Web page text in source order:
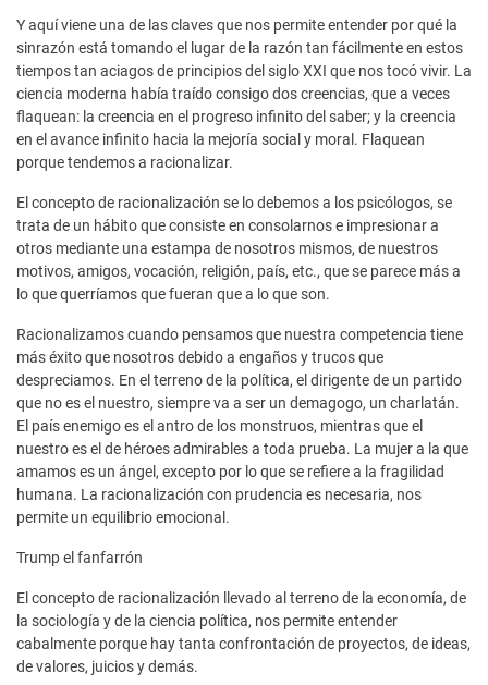
Y aquí viene una de las claves que nos permite entender por qué la
sinrazón está tomando el lugar de la razón tan fácilmente en estos
tiempos tan aciagos de principios del siglo XXI que nos tocó vivir. La
ciencia moderna había traído consigo dos creencias, que a veces
flaquean: la creencia en el progreso infinito del saber; y la creencia
en el avance infinito hacia la mejoría social y moral. Flaquean
porque tendemos a racionalizar.
El concepto de racionalización se lo debemos a los psicólogos, se
trata de un hábito que consiste en consolarnos e impresionar a
otros mediante una estampa de nosotros mismos, de nuestros
motivos, amigos, vocación, religión, país, etc., que se parece más a
lo que querríamos que fueran que a lo que son.
Racionalizamos cuando pensamos que nuestra competencia tiene
más éxito que nosotros debido a engaños y trucos que
despreciamos. En el terreno de la política, el dirigente de un partido
que no es el nuestro, siempre va a ser un demagogo, un charlatán.
El país enemigo es el antro de los monstruos, mientras que el
nuestro es el de héroes admirables a toda prueba. La mujer a la que
amamos es un ángel, excepto por lo que se refiere a la fragilidad
humana. La racionalización con prudencia es necesaria, nos
permite un equilibrio emocional.
Trump el fanfarrón
El concepto de racionalización llevado al terreno de la economía, de
la sociología y de la ciencia política, nos permite entender
cabalmente porque hay tanta confrontación de proyectos, de ideas,
de valores, juicios y demás.